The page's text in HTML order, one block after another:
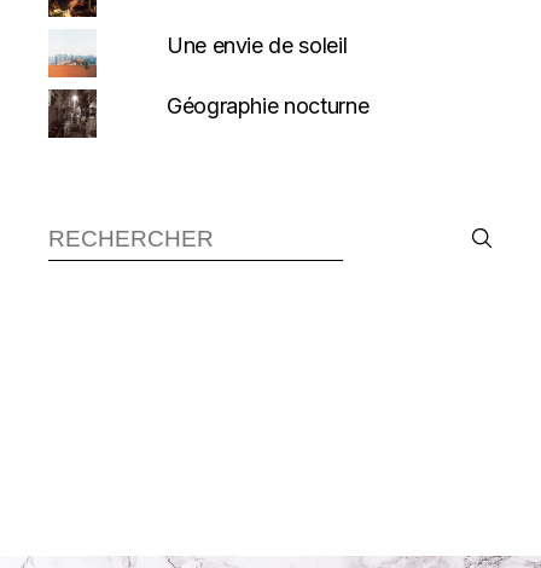
Une envie de soleil
Géographie nocturne
Recherche :